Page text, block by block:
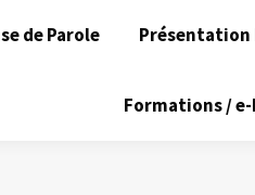
de Parole
Formations /